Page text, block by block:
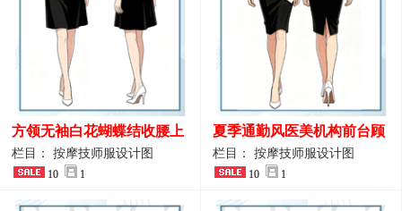
方领无袖白花蝴蝶结收腰上
衣 SPA会所接待工作制服设
计
栏目： 按摩技师服设计图
10 1
夏季通勤风医美机构前台顾
问端庄工作制服
栏目： 按摩技师服设计图
10 1